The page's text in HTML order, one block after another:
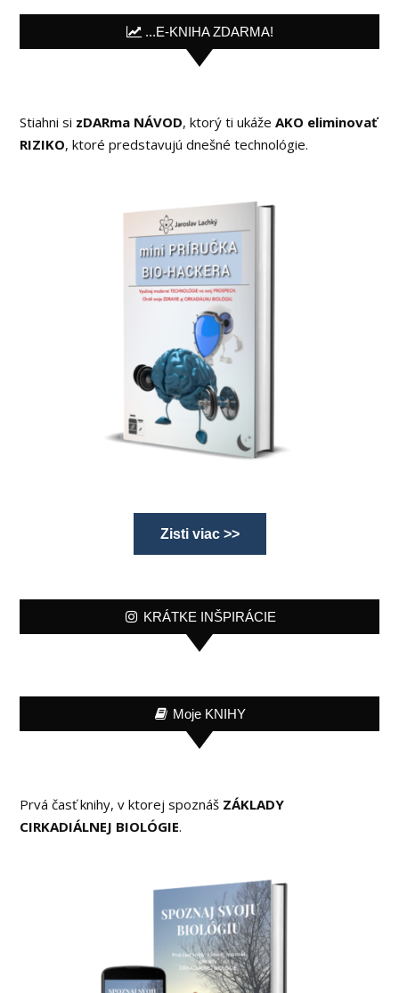
...E-KNIHA ZDARMA!
Stiahni si zDARma NÁVOD, ktorý ti ukážeAKO eliminovať
RIZIKO, ktoré predstavujú dnešné technológie.
Zisti viac >>
KRÁTKE INŠPIRÁCIE
Moje KNIHY
Prvá časť knihy, v ktorej spoznáš ZÁKLADY
CIRKADIÁLNEJ BIOLÓGIE.